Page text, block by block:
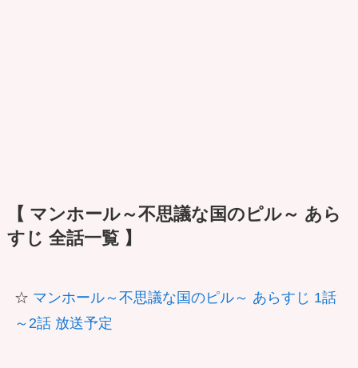
【 マンホール～不思議な国のピル～ あら
すじ 全話一覧 】
☆ マンホール～不思議な国のピル～ あらすじ 1話
～2話 放送予定